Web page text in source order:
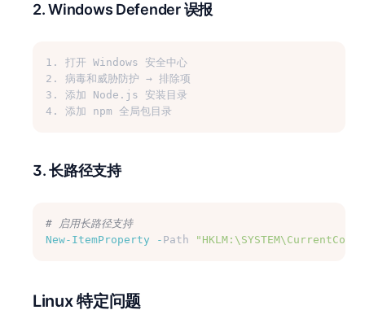
2. Windows Defender 误报
1. 打开 Windows 安全中心
2. 病毒和威胁防护 → 排除项
3. 添加 Node.js 安装目录
4. 添加 npm 全局包目录
3. 长路径支持
# 启用长路径支持
New-ItemProperty
- Path
Linux 特定问题